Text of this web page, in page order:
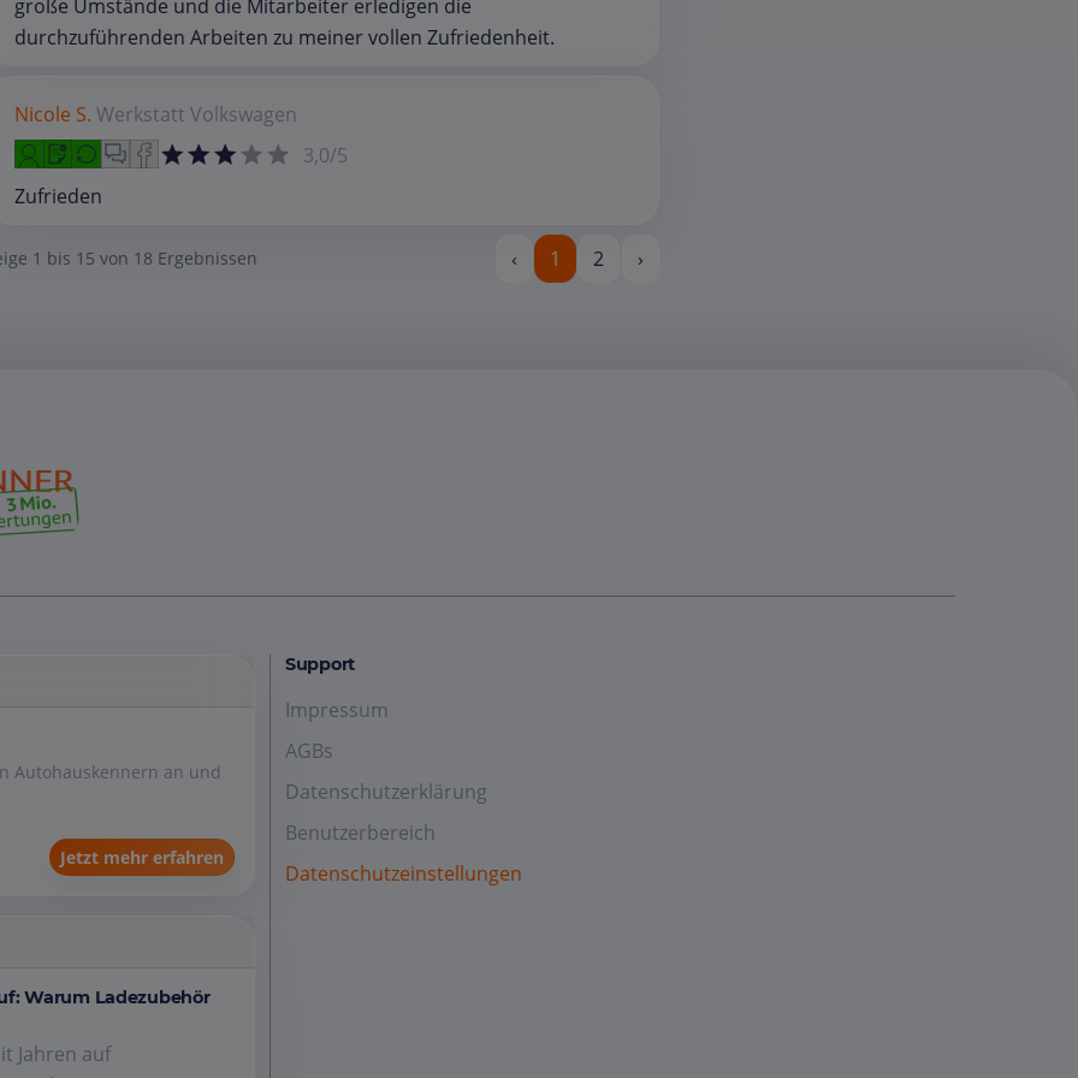
große Umstände und die Mitarbeiter erledigen die
durchzuführenden Arbeiten zu meiner vollen Zufriedenheit.
Nicole S. Werkstatt Volkswagen
3,0/5
Zufrieden
1 bis 15 von 18 Ergebnissen ‹ 1 2 ›
Autohauskennern an und
Jetzt mehr erfahren
Warum Ladezubehör
Jahren auf
Support
Impressum
AGBs
Datenschutzerklärung
Benutzerbereich
Datenschutzeinstellungen